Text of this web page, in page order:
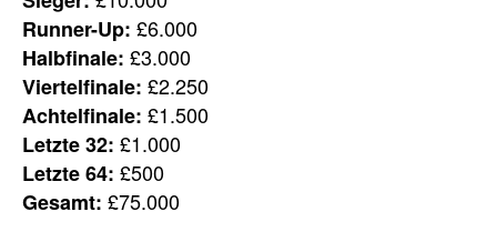
Runner-Up: £6.000
Halbfinale: £3.000
Viertelfinale: £2.250
Achtelfinale: £1.500
Letzte 32: £1.000
Letzte 64: £500
Gesamt: £75.000